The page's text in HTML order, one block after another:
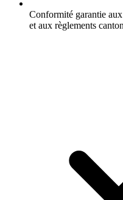
Conformité garantie
et aux règlements